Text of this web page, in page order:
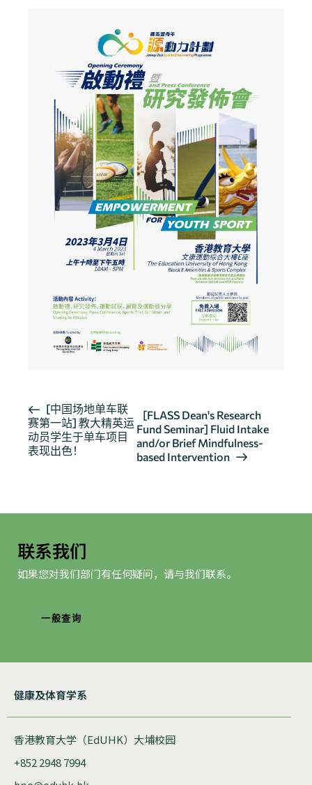
活
动
导
[中国场地单车联
赛第一站] 教大精英运
动员学生于单车项目
表现出色！
[FLASS Dean's Research
Fund Seminar] Fluid Intake
and/or Brief Mindfulness-
based Intervention
联系我们
如果您对我们部门有任何疑问，请与我们联系。
一般查询
健康及体育学系
香港教育大学（EdUHK）大埔校园
+852 2948 7994